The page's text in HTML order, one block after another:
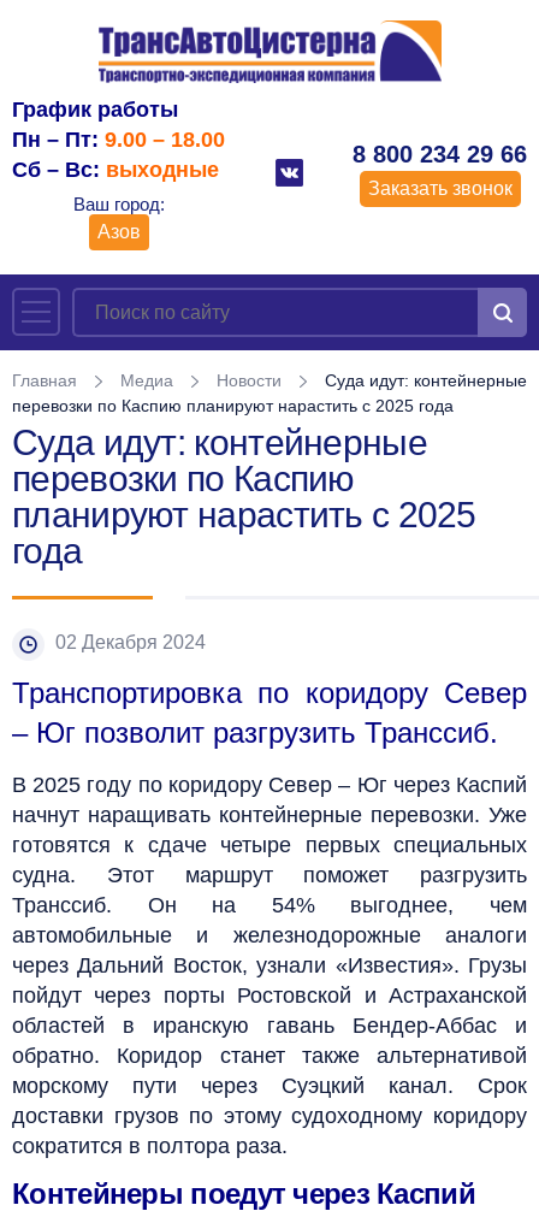
График работы
Пн – Пт: 9.00 – 18.00
Сб – Вс: выходные
Ваш город:
Азов
8 800 234 29 66
Заказать звонок
Главная Медиа Новости
Суда идут: контейнерные
перевозки по Каспию планируют нарастить с 2025 года
Суда идут: контейнерные
перевозки по Каспию
планируют нарастить с 2025
года
02 Декабря 2024
Транспортировка по коридору Север
– Юг позволит разгрузить Транссиб.
В 2025 году по коридору Север – Юг через Каспий
начнут наращивать контейнерные перевозки. Уже
готовятся к сдаче четыре первых специальных
судна. Этот маршрут поможет разгрузить
Транссиб. Он на 54% выгоднее, чем
автомобильные и железнодорожные аналоги
через Дальний Восток, узнали «Известия». Грузы
пойдут через порты Ростовской и Астраханской
областей в иранскую гавань Бендер-Аббас и
обратно. Коридор станет также альтернативой
морскому пути через Суэцкий канал. Срок
доставки грузов по этому судоходному коридору
сократится в полтора раза.
Контейнеры поедут через Каспий